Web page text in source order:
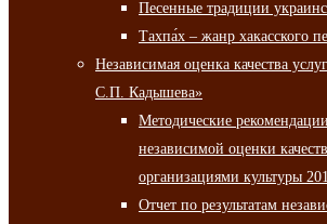
Песенные традиции
Тахпа́х – жанр хакасского
Независимая оценка качества
С.П. Кадышева»
Методические
независимой оценки
организациями культуры
Отчет по результатам